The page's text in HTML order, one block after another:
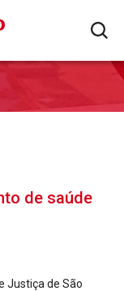
de saúde
Justiça de São